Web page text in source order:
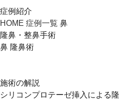
症例紹介
HOME 症例一覧 鼻
隆鼻・整鼻手術
鼻 隆鼻術
施術の解説
シリコンプロテーゼ挿入による